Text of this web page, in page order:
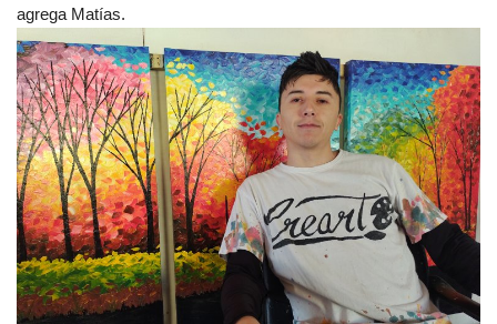
agrega Matías.